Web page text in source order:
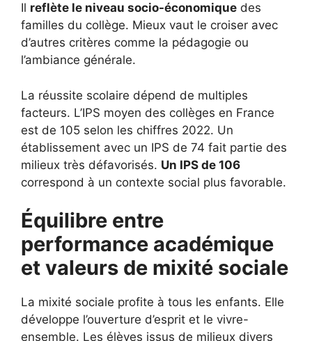
Il reflète le niveau socio-économique des
familles du collège. Mieux vaut le croiser avec
d’autres critères comme la pédagogie ou
l’ambiance générale.
La réussite scolaire dépend de multiples
facteurs. L’IPS moyen des collèges en France
est de 105 selon les chiffres 2022. Un
établissement avec un IPS de 74 fait partie des
milieux très défavorisés. Un IPS de 106
correspond à un contexte social plus favorable.
Équilibre entre
performance académique
et valeurs de mixité sociale
La mixité sociale profite à tous les enfants. Elle
développe l’ouverture d’esprit et le vivre-
ensemble. Les élèves issus de milieux divers